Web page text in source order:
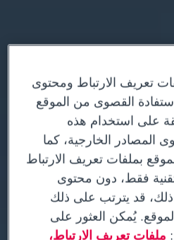
تعريف الارتباط ومحتوى
القصوى من الموقع
على استخدام هذه
المصادر الخارجية، كما
بملفات تعريف الارتباط
فقط، دون محتوى
ذلك، قد يترتب على ذلك
يُمكن العثور على
ملفات تعريف الارتباط،